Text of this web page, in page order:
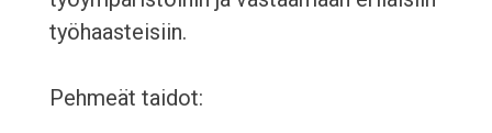
työhaasteisiin.
Pehmeät taidot: